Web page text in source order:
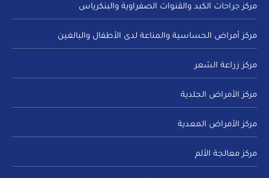
مركز جراحات الكبد والقنوات الصفراوية والبنكرياس
مركز أمراض الحساسية والمناعة لدى الأطفال والبالغين
مركز زراعة الشعر
مركز الأمراض الجلدية
مركز الأمراض المعدية
مركز معالجة الألم